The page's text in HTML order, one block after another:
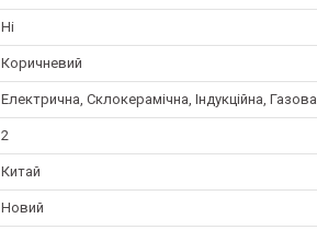
Ні
Коричневий
Електрична, Склокерамічна, Індукційна, Газова
2
Китай
Новий